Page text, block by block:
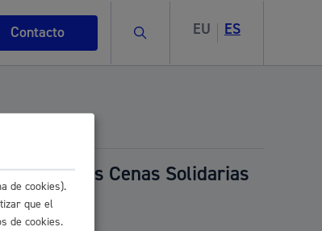
Contacto Buscar EU ES
de las Cenas Solidarias
de cookies).
que el
de cookies.